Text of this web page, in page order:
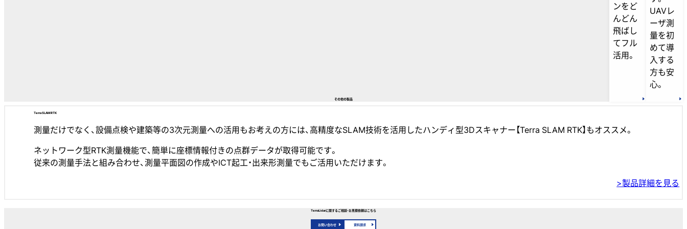
ンをど
んどん
飛ばし
てフル
活用。
UAVレ
ーザ測
量を初
めて導
入する
方も安
心。
その他の製品
Terra SLAM RTK
測量だけでなく、設備点検や建築等の3次元測量への活用もお考えの方には、高精度なSLAM技術を活用したハンディ型3Dスキャナー【Terra SLAM RTK】もオススメ。
ネットワーク型RTK測量機能で、簡単に座標情報付きの点群データが取得可能です。
従来の測量手法と組み合わせ、測量平面図の作成やICT起工・出来形測量でもご活用いただけます。
>製品詳細を見る
TerraLidarに関するご相談・お見積依頼はこちら
お問い合わせ 資料請求